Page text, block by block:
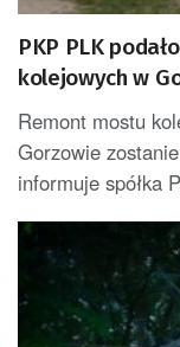
PKP PLK
kolejowych w
Remont mostu
Gorzowie
informuje spółka